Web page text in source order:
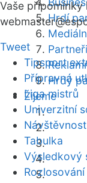
Hrdí
Hrdý
Žijeme
Vaše připomínky
webmaster
Tweet
Tipsport
Přípravná
Liga mistrů
Univerzitní
Návštěvnost
Tabulka
Výsledkový